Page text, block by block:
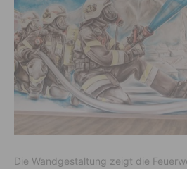
Die Wandgestaltung zeigt die